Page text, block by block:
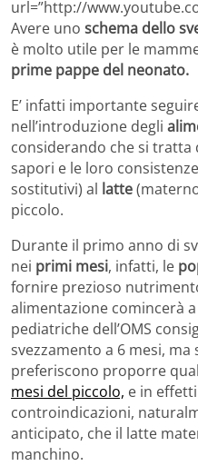
url=”http://
Avere uno schema dello
è molto utile per le
prime pappe del neonato.
E’ infatti importante
nell’introduzione degli
considerando che si
sapori e le loro
sostitutivi) al latte
piccolo.
Durante il primo anno di
nei primi mesi, infatti, le
fornire prezioso
alimentazione comincerà
pediatriche dell’OMS
svezzamento a 6 mesi,
preferiscono proporre
mesi del piccolo, e in
controindicazioni,
anticipato, che il latte
manchino.